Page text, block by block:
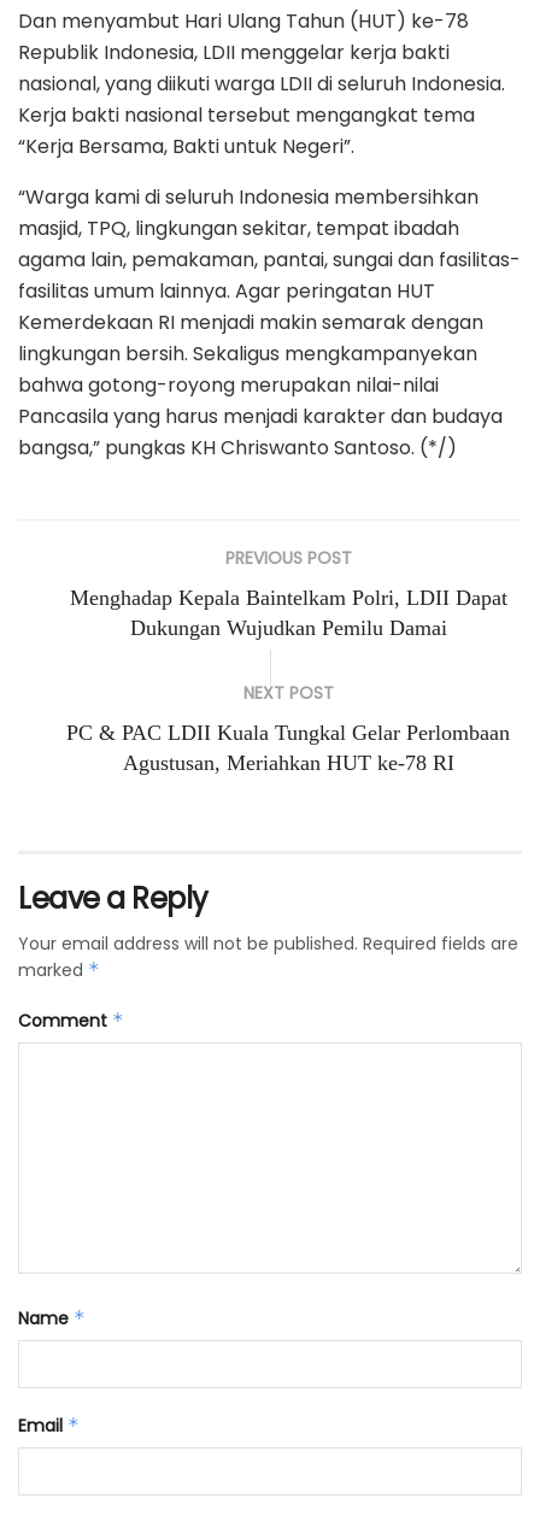
Dan menyambut Hari Ulang Tahun (HUT) ke-78
Republik Indonesia, LDII menggelar kerja bakti
nasional, yang diikuti warga LDII di seluruh Indonesia.
Kerja bakti nasional tersebut mengangkat tema
“Kerja Bersama, Bakti untuk Negeri”.
“Warga kami di seluruh Indonesia membersihkan
masjid, TPQ, lingkungan sekitar, tempat ibadah
agama lain, pemakaman, pantai, sungai dan fasilitas-
fasilitas umum lainnya. Agar peringatan HUT
Kemerdekaan RI menjadi makin semarak dengan
lingkungan bersih. Sekaligus mengkampanyekan
bahwa gotong-royong merupakan nilai-nilai
Pancasila yang harus menjadi karakter dan budaya
bangsa,” pungkas KH Chriswanto Santoso. (*/)
PREVIOUS POST
Menghadap Kepala Baintelkam Polri, LDII Dapat
Dukungan Wujudkan Pemilu Damai
NEXT POST
PC & PAC LDII Kuala Tungkal Gelar Perlombaan
Agustusan, Meriahkan HUT ke-78 RI
Leave a Reply
Your email address will not be published. Required fields are
marked *
Comment *
Name *
Email *